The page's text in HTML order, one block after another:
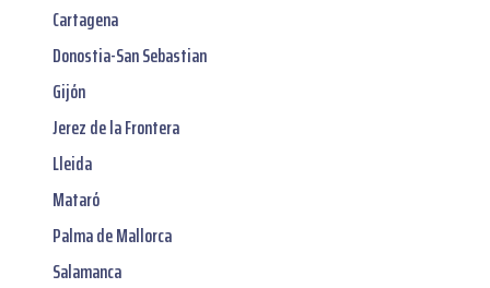
Cartagena
Donostia-San Sebastian
Gijón
Jerez de la Frontera
Lleida
Mataró
Palma de Mallorca
Salamanca